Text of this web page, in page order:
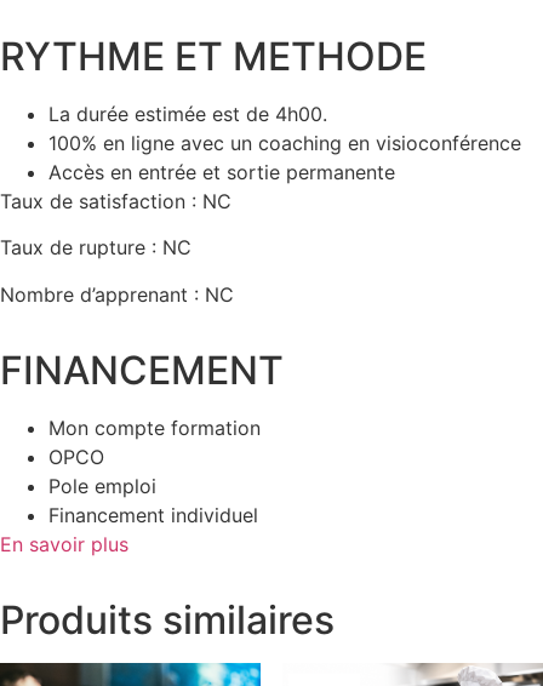
RYTHME ET METHODE
La durée estimée est de 4h00.
100% en ligne avec un coaching en visioconférence
Accès en entrée et sortie permanente
Taux de satisfaction : NC
Taux de rupture : NC
Nombre d’apprenant : NC
FINANCEMENT
Mon compte formation
OPCO
Pole emploi
Financement individuel
En savoir plus
Produits similaires